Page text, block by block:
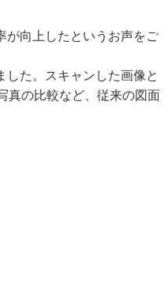
が向上したというお声をご
た。スキャンした画像と
真の⽐較など、従来の図⾯